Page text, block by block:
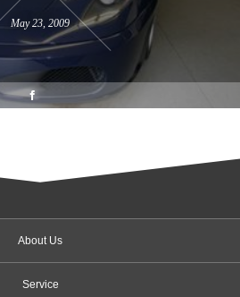
May 23, 2009
About Us
Service